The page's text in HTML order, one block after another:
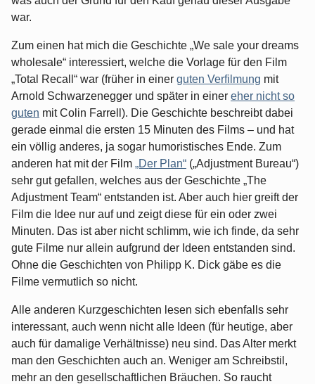
war.
Zum einen hat mich die Geschichte „We sale your dreams
wholesale“ interessiert, welche die Vorlage für den Film
„Total Recall“ war (früher in einer guten Verfilmung mit
Arnold Schwarzenegger und später in einer eher nicht so
guten mit Colin Farrell). Die Geschichte beschreibt dabei
gerade einmal die ersten 15 Minuten des Films – und hat
ein völlig anderes, ja sogar humoristisches Ende. Zum
anderen hat mit der Film „Der Plan“ („Adjustment Bureau“)
sehr gut gefallen, welches aus der Geschichte „The
Adjustment Team“ entstanden ist. Aber auch hier greift der
Film die Idee nur auf und zeigt diese für ein oder zwei
Minuten. Das ist aber nicht schlimm, wie ich finde, da sehr
gute Filme nur allein aufgrund der Ideen entstanden sind.
Ohne die Geschichten von Philipp K. Dick gäbe es die
Filme vermutlich so nicht.
Alle anderen Kurzgeschichten lesen sich ebenfalls sehr
interessant, auch wenn nicht alle Ideen (für heutige, aber
auch für damalige Verhältnisse) neu sind. Das Alter merkt
man den Geschichten auch an. Weniger am Schreibstil,
mehr an den gesellschaftlichen Bräuchen. So raucht